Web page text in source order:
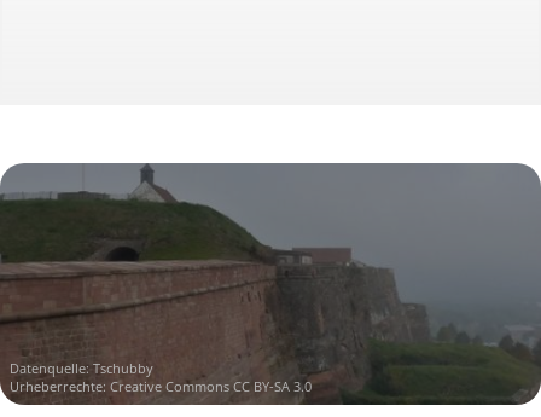
Datenquelle: Tschubby
Urheberrechte: Creative Commons CC BY-SA 3.0